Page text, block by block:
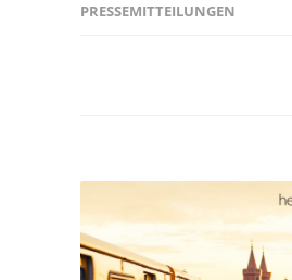
PRESSEMITTEILUNGEN